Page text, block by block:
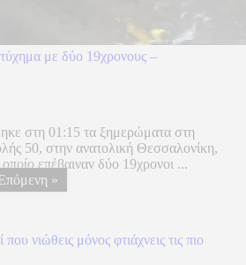
με δύο 19χρονους –
στη 01:15 τα ξημερώματα στη
50, στην ανατολική Θεσσαλονίκη,
επέβαιναν δύο 19χρονοι ...
»
νιώθεις μόνος φτιάχνεις τις πιο